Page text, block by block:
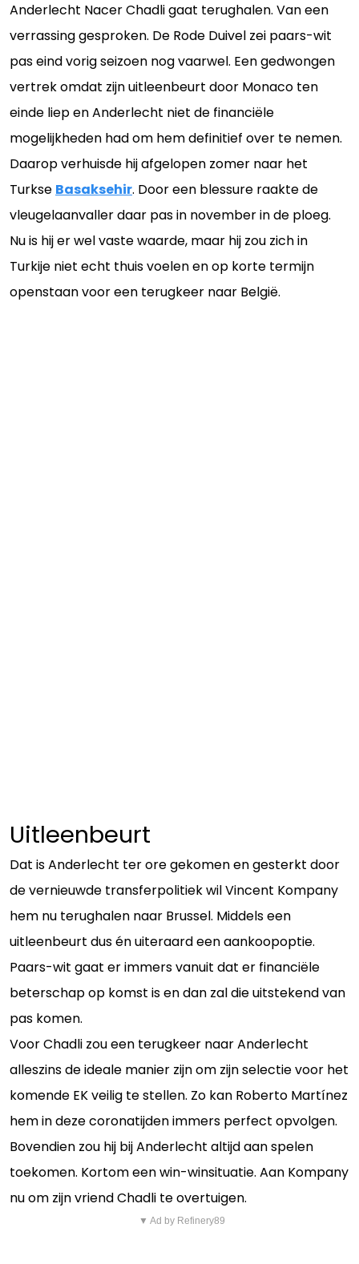
Anderlecht Nacer Chadli gaat terughalen. Van een
verrassing gesproken. De Rode Duivel zei paars-wit
pas eind vorig seizoen nog vaarwel. Een gedwongen
vertrek omdat zijn uitleenbeurt door Monaco ten
einde liep en Anderlecht niet de financiële
mogelijkheden had om hem definitief over te nemen.
Daarop verhuisde hij afgelopen zomer naar het
Turkse Basaksehir. Door een blessure raakte de
vleugelaanvaller daar pas in november in de ploeg.
Nu is hij er wel vaste waarde, maar hij zou zich in
Turkije niet echt thuis voelen en op korte termijn
openstaan voor een terugkeer naar België.
Uitleenbeurt
Dat is Anderlecht ter ore gekomen en gesterkt door
de vernieuwde transferpolitiek wil Vincent Kompany
hem nu terughalen naar Brussel. Middels een
uitleenbeurt dus én uiteraard een aankoopoptie.
Paars-wit gaat er immers vanuit dat er financiële
beterschap op komst is en dan zal die uitstekend van
pas komen.
Voor Chadli zou een terugkeer naar Anderlecht
alleszins de ideale manier zijn om zijn selectie voor het
komende EK veilig te stellen. Zo kan Roberto Martínez
hem in deze coronatijden immers perfect opvolgen.
Bovendien zou hij bij Anderlecht altijd aan spelen
toekomen. Kortom een win-winsituatie. Aan Kompany
nu om zijn vriend Chadli te overtuigen.
▼ Ad by Refinery89